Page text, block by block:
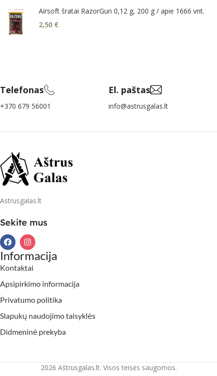
Airsoft šratai RazorGun 0,12 g, 200 g / apie 1666 vnt.
2,50 €
Telefonas
+370 679 56001
El. paštas
info@astrusgalas.lt
Astrusgalas.lt
Sekite mus
Informacija
Kontaktai
Apsipirkimo informacija
Privatumo politika
Slapukų naudojimo taisyklės
Didmeninė prekyba
2026 Aštrusgalas.lt. Visos teisės saugomos.